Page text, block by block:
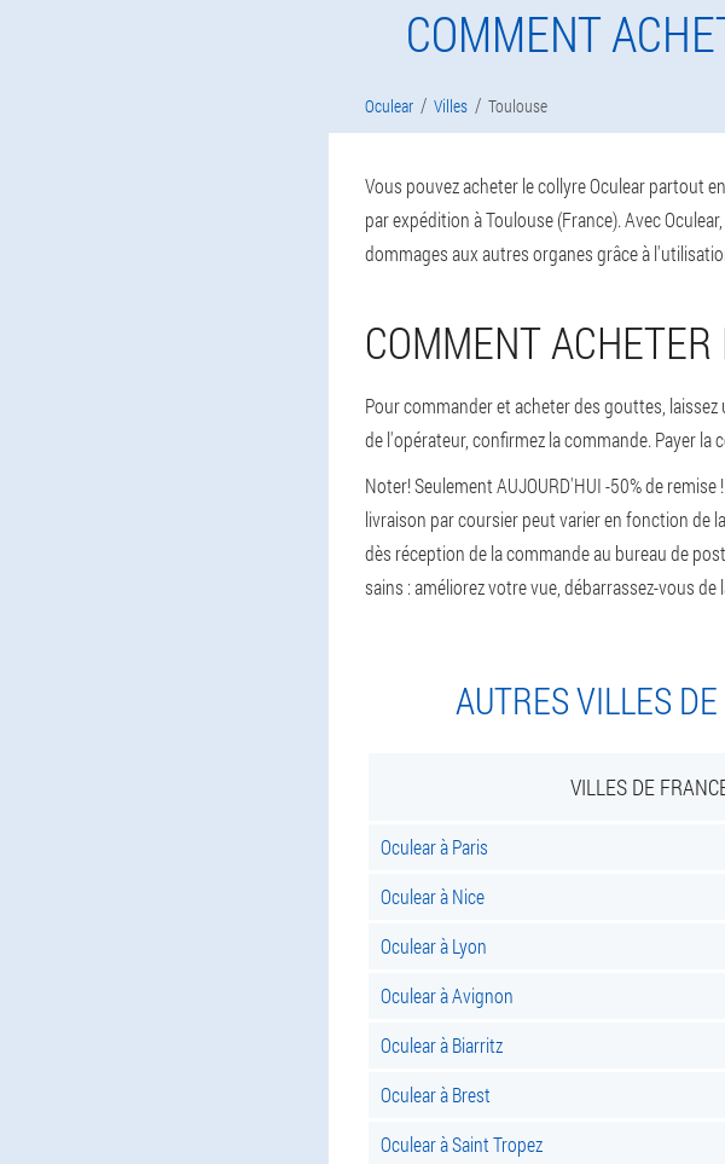
COMMENT
Oculear Villes Toulouse
Vous pouvez acheter le collyre Oculear partout
par expédition à Toulouse (France). Avec
dommages aux autres organes grâce à
COMMENT
Pour commander et acheter des gouttes,
de l'opérateur, confirmez la commande. Payer
Noter! Seulement AUJOURD'HUI -50% de
livraison par coursier peut varier en fonction de
dès réception de la commande au bureau de
sains : améliorez votre vue, débarrassez-vous
AUTRES VILLES
VILLES DE
Oculear à Paris
Oculear à Nice
Oculear à Lyon
Oculear à Avignon
Oculear à Biarritz
Oculear à Brest
Oculear à Saint Tropez